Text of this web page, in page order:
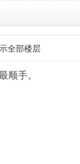
全部楼层
顺手。